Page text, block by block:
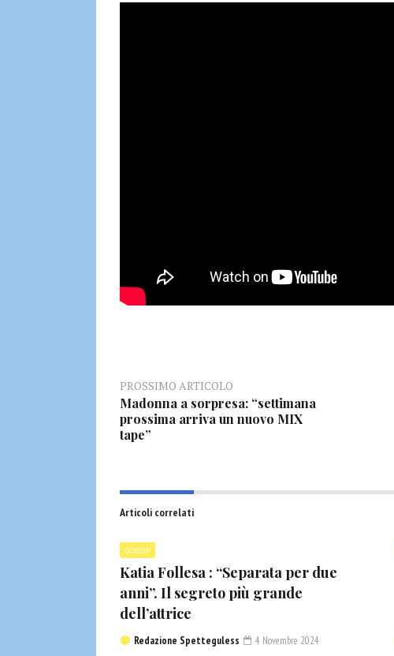
PROSSIMO ARTICOLO
Madonna a sorpresa: “settimana
prossima arriva un nuovo MIX
tape”
Articoli correlati
GOSSIP
Katia Follesa : “Separata per due
anni”. Il segreto più grande
dell’attrice
Redazione Spetteguless 4 Novembre 2024